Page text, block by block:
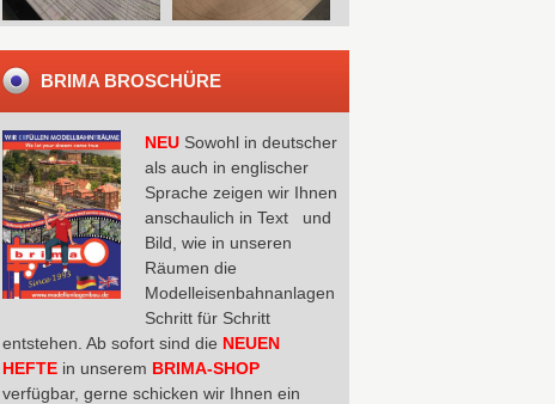
BRIMA BROSCHÜRE
NEU Sowohl in deutscher
als auch in englischer
Sprache zeigen wir Ihnen
anschaulich in Text und
Bild, wie in unseren
Räumen die
Modelleisenbahnanlagen
Schritt für Schritt
entstehen. Ab sofort sind die NEUEN
HEFTE in unserem BRIMA-SHOP
verfügbar, gerne schicken wir Ihnen ein